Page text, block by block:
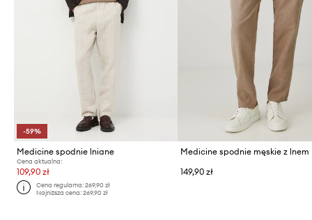
-59%
Medicine spodnie lniane
Cena aktualna:
109,90 zł
Cena regularna:269,90 zł
Najniższa cena:269,90 zł
Medicine spodnie męskie z lnem
149,90 zł